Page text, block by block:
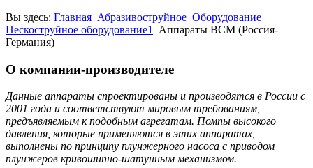
Вы здесь: Главная Абразивоструйное Оборудование
Пескоструйное оборудование1
Аппараты ВСМ (Россия-
Германия)
О компании-производителе
Данные аппараты спроектированы и производятся в России с
2001 года и соответствуют мировым требованиям,
предъявляемым к подобным агрегатам. Помпы высокого
давления, которые применяются в этих аппаратах,
выполнены по принципу плунжерного насоса с приводом
плунжеров кривошипно-шатунным механизмом.